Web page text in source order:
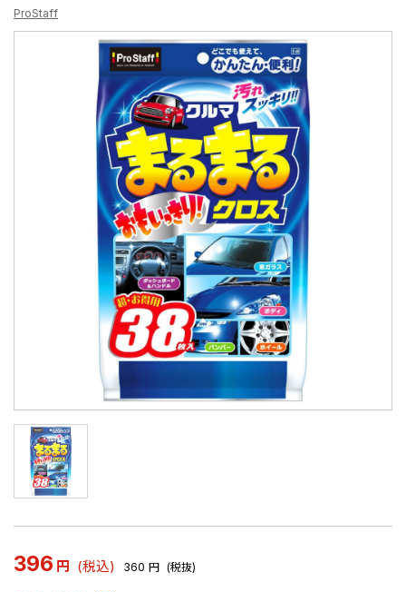
ProStaff
396 円 (税込) 360 円 (税抜)